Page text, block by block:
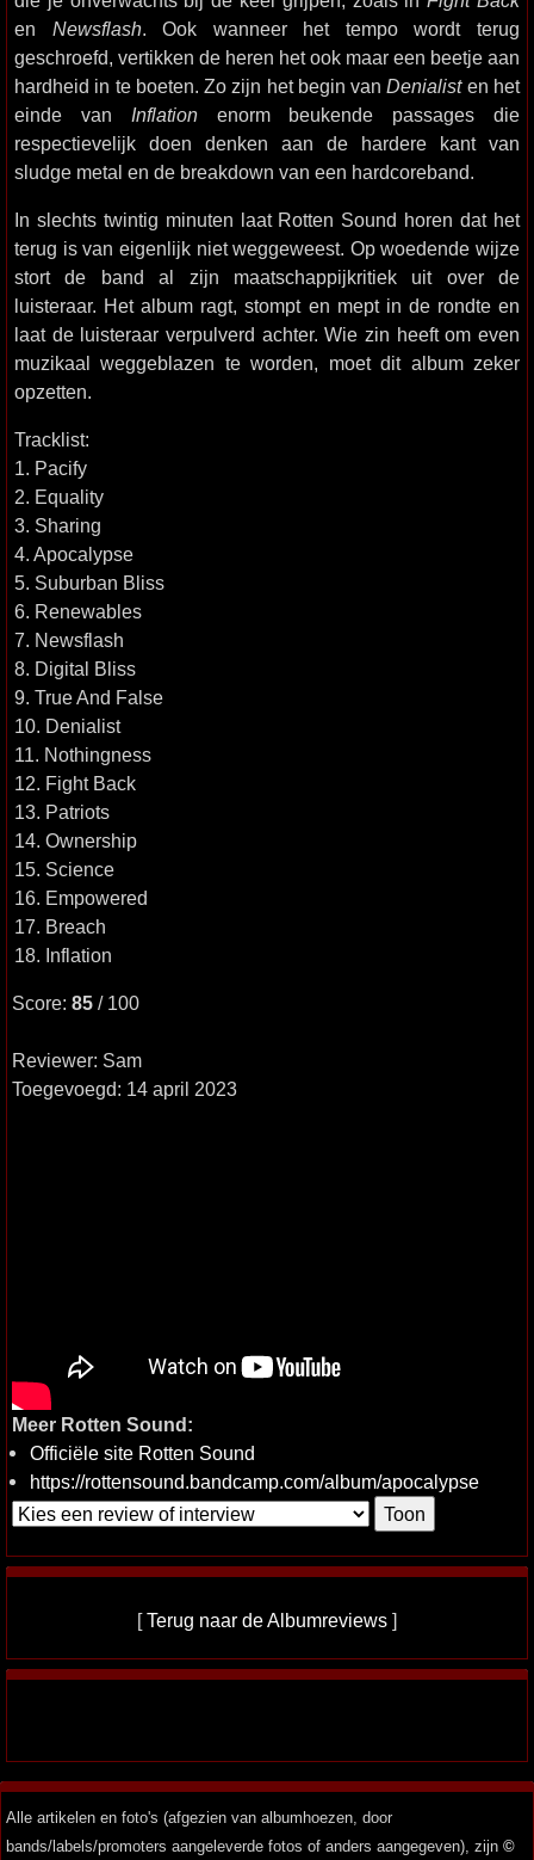
en Newsflash. Ook wanneer het tempo wordt terug
geschroefd, vertikken de heren het ook maar een beetje aan
hardheid in te boeten. Zo zijn het begin vanDenialisten het
einde van Inflationenorm beukende passages die
respectievelijk doen denken aan de hardere kant van
sludge metal en de breakdown van een hardcoreband.
In slechts twintig minuten laat Rotten Sound horen dat het
terug is van eigenlijk niet weggeweest. Op woedende wijze
stort de band al zijn maatschappijkritiek uit over de
luisteraar. Het album ragt, stompt en mept in de rondte en
laat de luisteraar verpulverd achter. Wie zin heeft om even
muzikaal weggeblazen te worden, moet dit album zeker
opzetten.
Tracklist:
1. Pacify
2. Equality
3. Sharing
4. Apocalypse
5. Suburban Bliss
6. Renewables
7. Newsflash
8. Digital Bliss
9. True And False
10. Denialist
11. Nothingness
12. Fight Back
13. Patriots
14. Ownership
15. Science
16. Empowered
17. Breach
18. Inflation
Score: 85 / 100
Reviewer: Sam
Toegevoegd: 14 april 2023
Meer Rotten Sound:
Officiële site Rotten Sound
https://rottensound.bandcamp.com/album/apocalypse
[Terug naar de Albumreviews ]
Alle artikelen en foto's (afgezien van albumhoezen, door
bands/labels/promoters aangeleverde fotos of anders aangegeven), zijn ©